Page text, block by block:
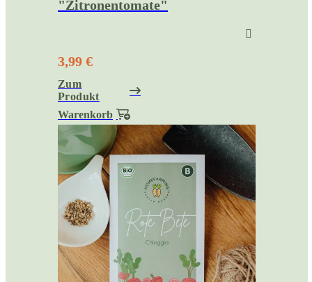
"Zitronentomate"
3,99 €
Zum
Produkt
Warenkorb